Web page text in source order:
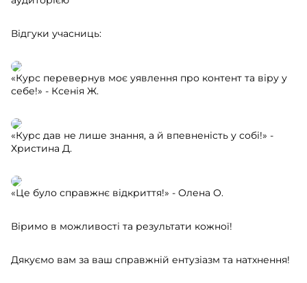
Відгуки учасниць:
«Курс перевернув моє уявлення про контент та віру у
себе!» - Ксенія Ж.
«Курс дав не лише знання, а й впевненість у собі!» -
Христина Д.
«Це було справжнє відкриття!» - Олена О.
Віримо в можливості та результати кожної!
Дякуємо вам за ваш справжній ентузіазм та натхнення!